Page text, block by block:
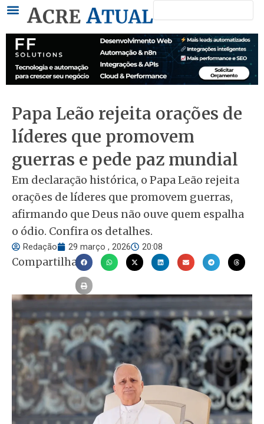
conteúdo
Papa Leão rejeita orações de
líderes que promovem
guerras e pede paz mundial
Em declaração histórica, o Papa Leão rejeita
orações de líderes que promovem guerras,
afirmando que Deus não ouve quem espalha
o ódio. Confira os detalhes.
Redação 29 março , 2026 20:08
Compartilhar